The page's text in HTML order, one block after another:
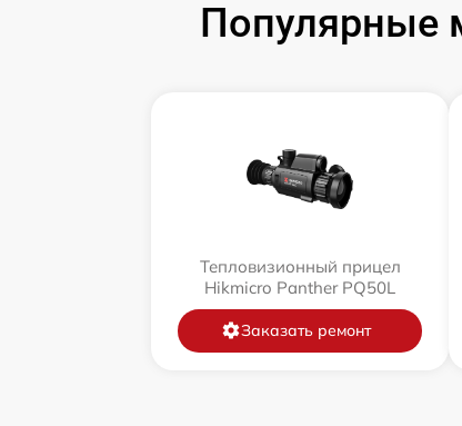
Популярные
Тепловизионный прицел
Hikmicro Panther PQ50L
Заказать ремонт